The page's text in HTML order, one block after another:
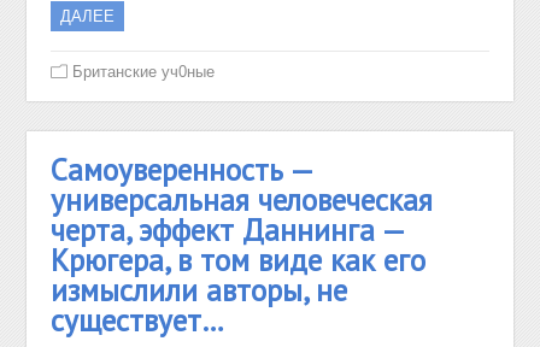
ДАЛЕЕ
Британские уч0ные
Самоуверенность —
универсальная человеческая
черта, эффект Даннинга —
Крюгера, в том виде как его
измыслили авторы, не
существует…